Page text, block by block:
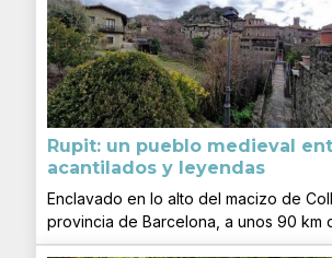
Rupit: un pueblo medieval
acantilados y leyendas
Enclavado en lo alto del macizo de
provincia de Barcelona, a unos 90 km